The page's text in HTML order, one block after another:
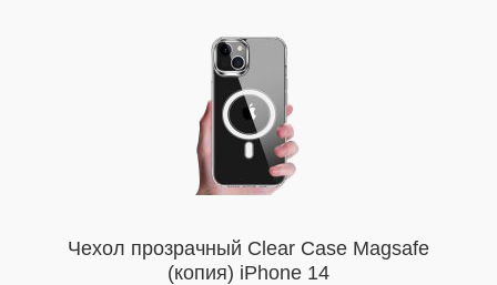
Чехол прозрачный Clear Case Magsafe
(копия) iPhone 14